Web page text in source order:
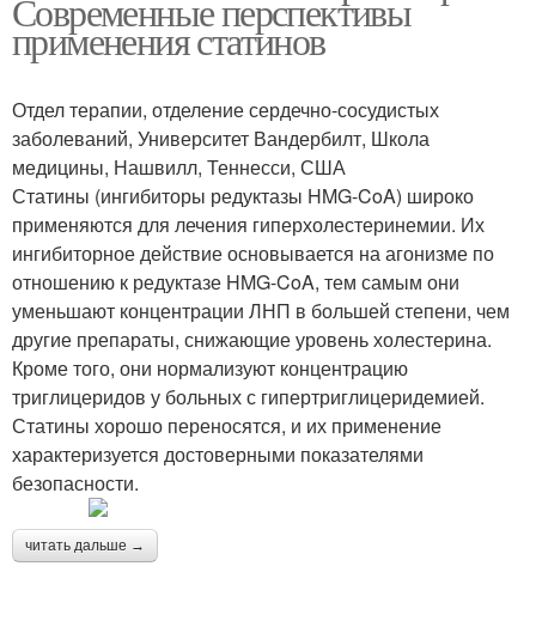
Современные перспективы
применения статинов
Отдел терапии, отделение сердечно-сосудистых
заболеваний, Университет Вандербилт, Школа
медицины, Нашвилл, Теннесси, США
Статины (ингибиторы редуктазы HMG-CoA) широко
применяются для лечения гиперхолестеринемии. Их
ингибиторное действие основывается на агонизме по
отношению к редуктазе HMG-CoA, тем самым они
уменьшают концентрации ЛНП в большей степени, чем
другие препараты, снижающие уровень холестерина.
Кроме того, они нормализуют концентрацию
триглицеридов у больных с гипертриглицеридемией.
Статины хорошо переносятся, и их применение
характеризуется достоверными показателями
безопасности.
читать дальше →